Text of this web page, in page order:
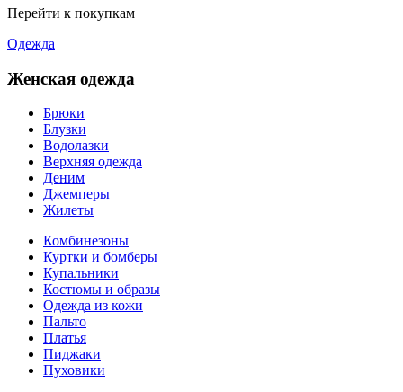
Перейти к покупкам
Одежда
Женская одежда
Брюки
Блузки
Водолазки
Верхняя одежда
Деним
Джемперы
Жилеты
Комбинезоны
Куртки и бомберы
Купальники
Костюмы и образы
Одежда из кожи
Пальто
Платья
Пиджаки
Пуховики